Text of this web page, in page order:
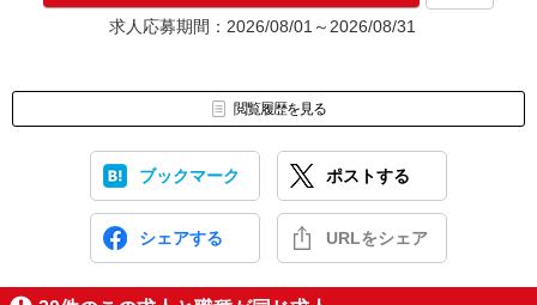
求人応募期間：2026/08/01～2026/08/31
閲覧履歴を見る
ブックマーク ポストする
シェアする URLをシェア